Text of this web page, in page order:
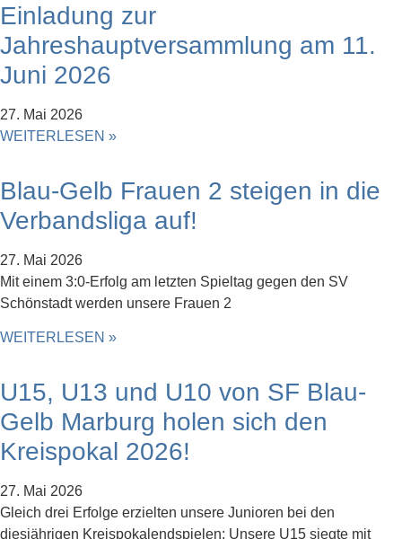
Einladung zur
Jahreshauptversammlung am 11.
Juni 2026
27. Mai 2026
WEITERLESEN »
Blau-Gelb Frauen 2 steigen in die
Verbandsliga auf!
27. Mai 2026
Mit einem 3:0-Erfolg am letzten Spieltag gegen den SV
Schönstadt werden unsere Frauen 2
WEITERLESEN »
U15, U13 und U10 von SF Blau-
Gelb Marburg holen sich den
Kreispokal 2026!
27. Mai 2026
Gleich drei Erfolge erzielten unsere Junioren bei den
diesjährigen Kreispokalendspielen: Unsere U15 siegte mit